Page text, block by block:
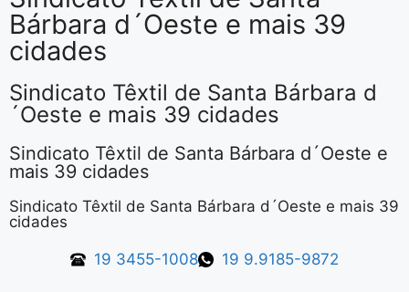
Bárbara d´Oeste e mais 39
cidades
Sindicato Têxtil de Santa Bárbara d
´Oeste e mais 39 cidades
Sindicato Têxtil de Santa Bárbara d´Oeste e
mais 39 cidades
Sindicato Têxtil de Santa Bárbara d´Oeste e mais 39
cidades
19 3455-1008 19 9.9185-9872